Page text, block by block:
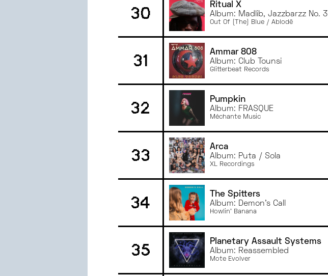
30 Ritual X
Album: Madlib, Jazzbarzz No. 3
Out Of (The) Blue / Ablodē
31 Ammar 808
Album: Club Tounsi
Glitterbeat Records
32 Pumpkin
Album: FRASQUE
Méchante Music
33 Arca
Album: Puta / Sola
XL Recordings
34 The Spitters
Album: Demon's Call
Howlin' Banana
35 Planetary Assault Systems
Album: Reassembled
Mote Evolver